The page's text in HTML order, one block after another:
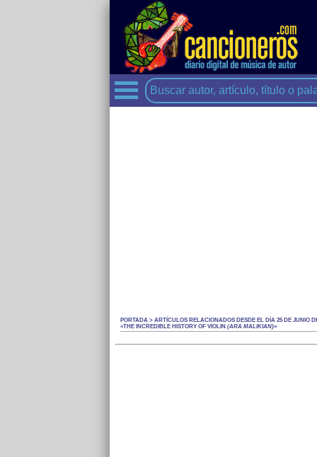
PORTADA > ARTÍCULOS RELACIONADOS DESDE EL DÍA 25 DE JUNIO
«THE INCREDIBLE HISTORY OF VIOLIN (ARA MALIKIAN)»